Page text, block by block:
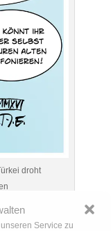
Service zu
droht